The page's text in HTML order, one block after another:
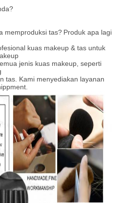
memproduksi tas? Produk apa lagi
kuas makeup & tas untuk
jenis kuas makeup, seperti
tas. Kami menyediakan layanan